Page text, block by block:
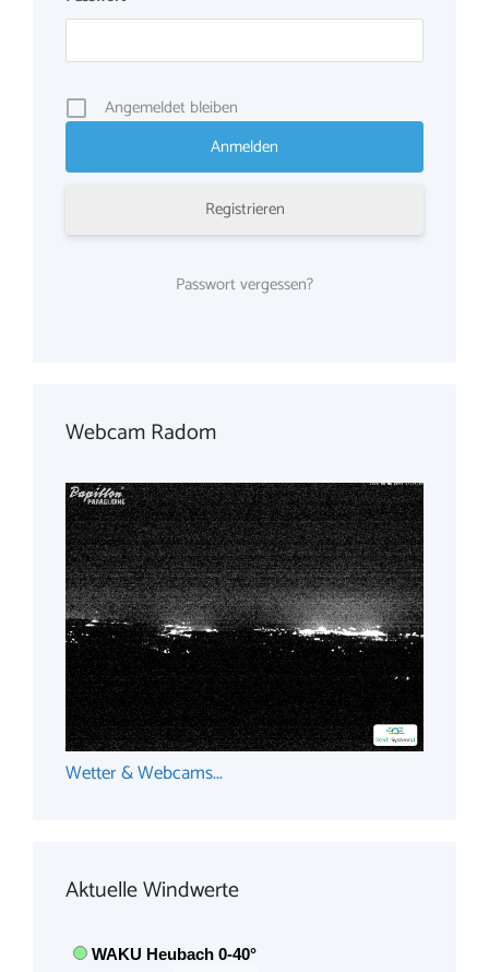
Angemeldet bleiben
Registrieren
Passwort vergessen?
Webcam Radom
Wetter & Webcams...
Aktuelle Windwerte